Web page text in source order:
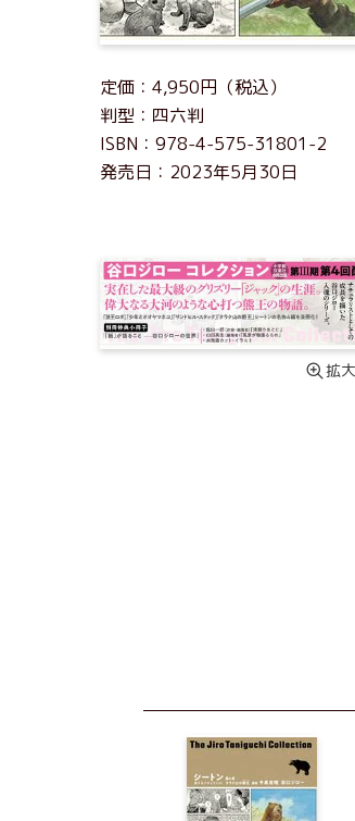
定価：4,950円（税込）
判型：四六判
ISBN：978-4-575-31801-2
発売日：2023年5月30日
拡